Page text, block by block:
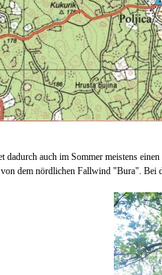
auch im Sommer meistens
dem nördlichen Fallwind "Bura". Bei